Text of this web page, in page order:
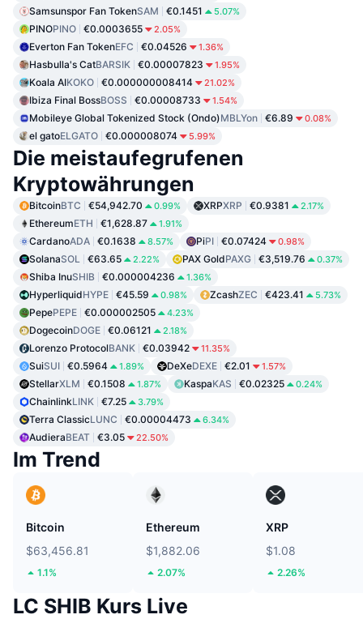
Samsunspor Fan TokenSAM €0.1451 5.07%
PINOPINO €0.0003655 2.05%
Everton Fan TokenEFC €0.04526 1.36%
Hasbulla's CatBARSIK €0.00007823 1.95%
Koala AIKOKO €0.000000008414 21.02%
Ibiza Final BossBOSS €0.00008733 1.54%
Mobileye Global Tokenized Stock (Ondo)MBLYon €6.89 0.08%
el gatoELGATO €0.000008074 5.99%
Die meistaufegrufenen
Kryptowährungen
BitcoinBTC €54,942.70 0.99% XRPXRP €0.9381 2.17%
EthereumETH €1,628.87 1.91%
CardanoADA €0.1638 8.57% PiPI €0.07424 0.98%
SolanaSOL €63.65 2.22% PAX GoldPAXG €3,519.76 0.37%
Shiba InuSHIB €0.000004236 1.36%
HyperliquidHYPE €45.59 0.98% ZcashZEC €423.41 5.73%
PepePEPE €0.000002505 4.23%
DogecoinDOGE €0.06121 2.18%
Lorenzo ProtocolBANK €0.03942 11.35%
SuiSUI €0.5964 1.89% DeXeDEXE €2.01 1.57%
StellarXLM €0.1508 1.87% KaspaKAS €0.02325 0.24%
ChainlinkLINK €7.25 3.79%
Terra ClassicLUNC €0.00004473 6.34%
AudieraBEAT €3.05 22.50%
Im Trend
Bitcoin
$63,456.81
1.1%
Ethereum
$1,882.06
2.07%
XRP
$1.08
2.26%
LC SHIB Kurs Live